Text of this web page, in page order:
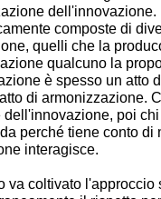
composte di
quelli che la
qualcuno la
è spesso un atto
di armonizzazione.
dell'innovazione, poi
perché tiene conto
interagisce.
va coltivato